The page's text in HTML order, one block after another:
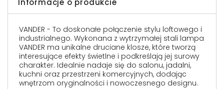
Informacje o produkcie
VANDER - To doskonałe połączenie stylu loftowego i
industrialnego. Wykonana z wytrzymałej stali lampa
VANDER ma unikalne druciane klosze, które tworzą
interesujące efekty świetlne i podkreślają jej surowy
charakter. Idealnie nadaje się do salonu, jadalni,
kuchni oraz przestrzeni komercyjnych, dodając
wnętrzom oryginalności i nowoczesnego designu.